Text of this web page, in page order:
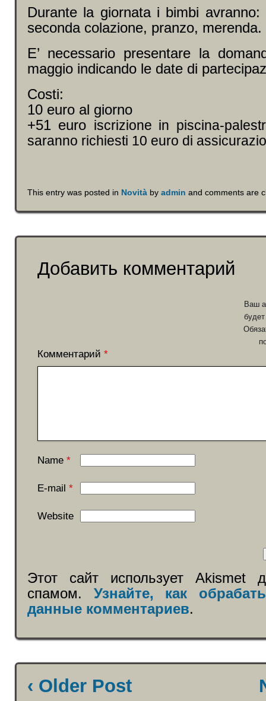
Durante la giornata i bimbi avranno:
seconda colazione, pranzo, merenda.
E’ necessario presentare la
maggio indicando le date di
Costi:
10 euro al giorno
+51 euro iscrizione in piscina-
saranno richiesti 10 euro di
This entry was posted in Novità byadmin and comments are
Добавить комментарий
Ваш
Комментарий*
Name *
E-mail *
Website
Этот сайт использует Akismet
спамом. Узнайте, как
данные комментариев.
‹ Older Post